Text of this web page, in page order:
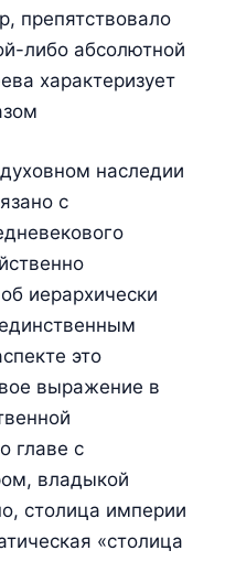
препятствовало
либо абсолютной
характеризует
наследии
с
иерархически
это
выражение в
главе с
владыкой
столица империи
«столица